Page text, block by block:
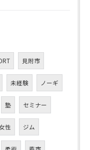
見附市
未経験 ノーギ
塾 セミナー
性 ジム